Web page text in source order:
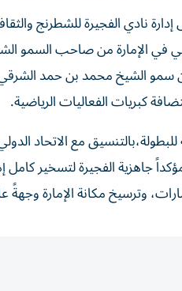
نادي الفجيرة للشطرنج
في الإمارة من صاحب
سمو الشيخ محمد بن حمد
كبريات الفعاليات الرياضية.
مع الاتحاد
جاهزية الفجيرة لتسخير كامل
وترسيخ مكانة الإمارة